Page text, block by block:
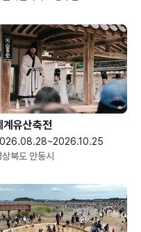
계유산축전
상북도 안동시